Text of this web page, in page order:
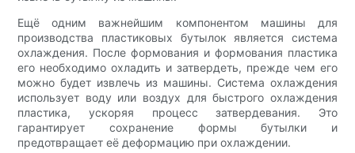
Ещё одним важнейшим компонентом машины для
производства пластиковых бутылок является система
охлаждения. После формования и формования пластика
его необходимо охладить и затвердеть, прежде чем его
можно будет извлечь из машины. Система охлаждения
использует воду или воздух для быстрого охлаждения
пластика, ускоряя процесс затвердевания. Это
гарантирует сохранение формы бутылки и
предотвращает её деформацию при охлаждении.